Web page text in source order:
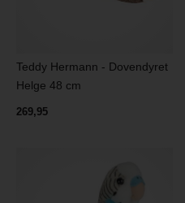
Teddy Hermann - Dovendyret
Helge 48 cm
269,95